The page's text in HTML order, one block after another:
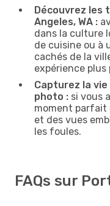
Découvrez les
Angeles, WA :
dans la culture
de cuisine ou à
cachés de la
expérience plus
Capturez la
photo : si vous
moment parfait
et des vues
les foules.
FAQs sur